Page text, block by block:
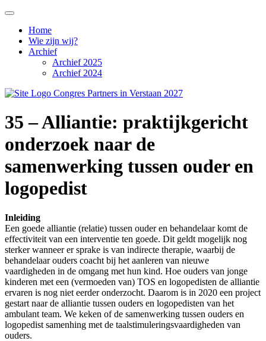
Home
Wie zijn wij?
Archief
Archief 2025
Archief 2024
35 – Alliantie: praktijkgericht
onderzoek naar de
samenwerking tussen ouder en
logopedist
Inleiding
Een goede alliantie (relatie) tussen ouder en behandelaar komt de
effectiviteit van een interventie ten goede. Dit geldt mogelijk nog
sterker wanneer er sprake is van indirecte therapie, waarbij de
behandelaar ouders coacht bij het aanleren van nieuwe
vaardigheden in de omgang met hun kind. Hoe ouders van jonge
kinderen met een (vermoeden van) TOS en logopedisten de alliantie
ervaren is nog niet eerder onderzocht. Daarom is in 2020 een project
gestart naar de alliantie tussen ouders en logopedisten van het
ambulant team. We keken of de samenwerking tussen ouders en
logopedist samenhing met de taalstimuleringsvaardigheden van
ouders.